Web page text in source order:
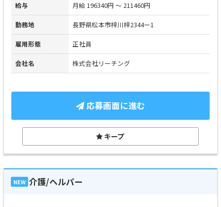
給与 月給 196340円 ～ 211460円
勤務地 長野県松本市梓川梓2344ー1
雇用形態 正社員
会社名 株式会社リーチング
応募画面に進む
キープ
NEW 介護/ヘルパー